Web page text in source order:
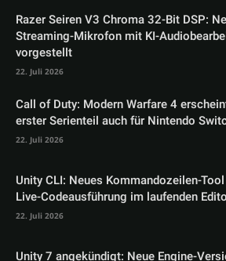
Razer Seiren V3 Chroma 32-Bit DSP:
Streaming-Mikrofon mit KI-
vorgestellt
22. Juli 2026
Call of Duty: Modern Warfare 4
erster Serienteil auch für Nintendo
22. Juli 2026
Unity CLI: Neues Kommandozeilen-
Live-Codeausführung im laufenden
22. Juli 2026
Unity 7 angekündigt: Neue Engine-